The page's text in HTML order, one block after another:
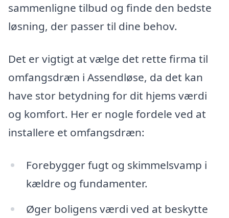
sammenligne tilbud og finde den bedste
løsning, der passer til dine behov.
Det er vigtigt at vælge det rette firma til
omfangsdræn i Assendløse, da det kan
have stor betydning for dit hjems værdi
og komfort. Her er nogle fordele ved at
installere et omfangsdræn:
Forebygger fugt og skimmelsvamp i
kældre og fundamenter.
Øger boligens værdi ved at beskytte